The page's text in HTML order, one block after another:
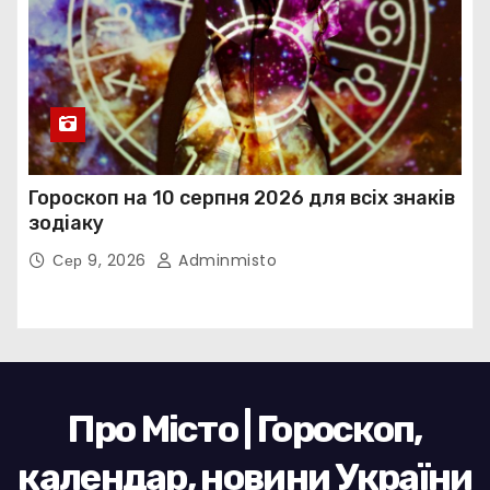
Гороскоп на 10 серпня 2026 для всіх знаків
зодіаку
Сер 9, 2026 Adminmisto
Про Місто | Гороскоп,
календар, новини України